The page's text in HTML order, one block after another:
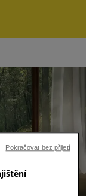
Pokračovat bez přijetí